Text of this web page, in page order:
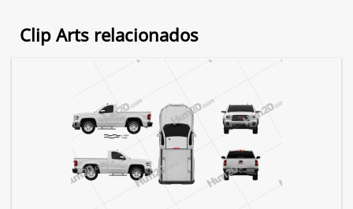
Clip Arts relacionados